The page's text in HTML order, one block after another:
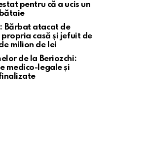
pentru că a ucis un
Bărbat atacat de
propria casă și jefuit de
milion de lei
de la Beriozchi:
medico-legale și